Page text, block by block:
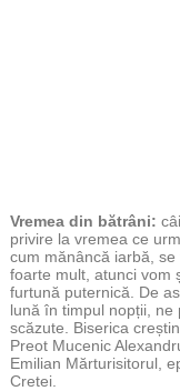
Vremea din bătrâni:
privire la vremea ce
cum mănâncă iarbă,
foarte mult, atunci vom
furtună puternică. De
lună în timpul nopții,
scăzute. Biserica
Preot Mucenic
Emilian Mărturisitorul,
Cretei.